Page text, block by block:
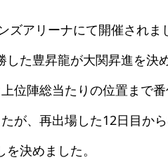
アリーナにて開催されま
た豊昇龍が大関昇進を決
位陣総当たりの位置まで
が、再出場した12日目か
決めました。